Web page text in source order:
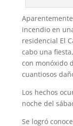
incendio en
residencial El
cabo una
con monóxido
cuantiosos
Los hechos
noche del
Se logró